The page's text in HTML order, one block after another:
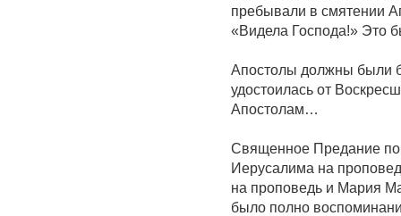
пребывали в смятении
«Видела Господа!» Это
Апостолы должны были
удостоилась от
Апостолам…
Священное Предание
Иерусалима на
на проповедь и Мария
было полно